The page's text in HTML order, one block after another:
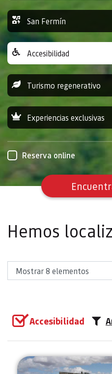
San Fermín
Accesibilidad
Turismo regenerativo
Experiencias exclusivas
Reserva online
Hemos
Accesibilidad